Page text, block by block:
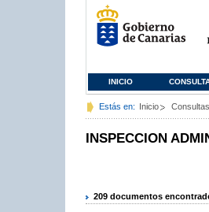
INICIO
Estás en: Inicio Consultas
INSPECCION
209 documentos